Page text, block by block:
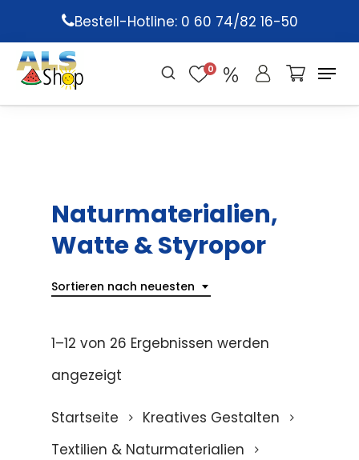
main
content
Bestell-Hotline: 0 60 74/82 16-50
0
Naturmaterialien,
Watte & Styropor
Sortieren nach neuesten
1–12 von 26 Ergebnissen werden
angezeigt
Startseite
Kreatives Gestalten
Textilien & Naturmaterialien